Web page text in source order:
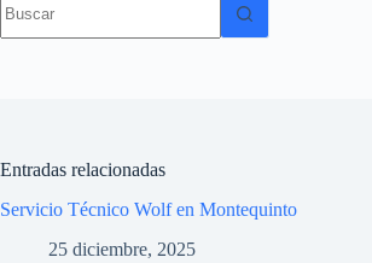
resultados
Entradas relacionadas
Servicio Técnico Wolf en Montequinto
25 diciembre, 2025